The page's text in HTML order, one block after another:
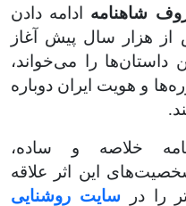
شاهنامه ادامه دادن
هزار سال پیش آغاز
را می‌خواند،
و هویت ایران دوباره
خلاصه و ساده،
این اثر علاقه
را در سایت روشنایی